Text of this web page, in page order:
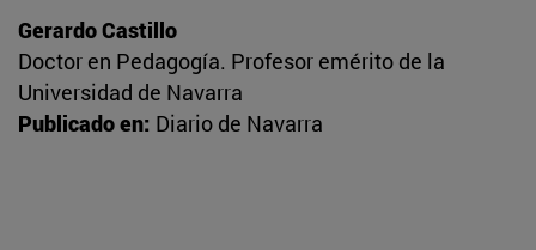
Gerardo Castillo
Doctor en Pedagogía. Profesor emérito de la
Universidad de Navarra
Publicado en: Diario de Navarra